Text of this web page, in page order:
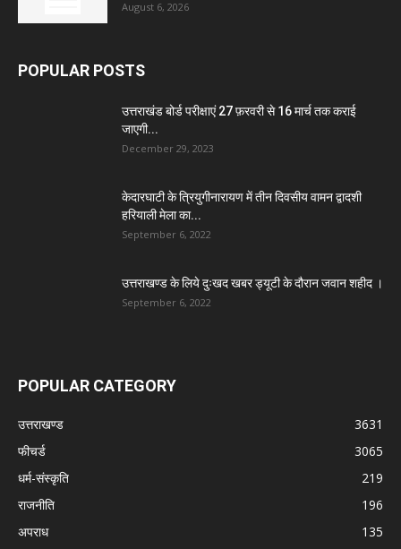
August 6, 2026
POPULAR POSTS
उत्तराखंड बोर्ड परीक्षाएं 27 फ़रवरी से 16 मार्च तक कराई
जाएगी...
December 29, 2023
केदारघाटी के त्रियुगीनारायण में तीन दिवसीय वामन द्वादशी
हरियाली मेला का...
September 6, 2022
उत्तराखण्ड के लिये दुःखद खबर ड्यूटी के दौरान जवान शहीद ।
September 6, 2022
POPULAR CATEGORY
उत्तराखण्ड
3631
फीचर्ड
3065
धर्म-संस्कृति
219
राजनीति
196
अपराध
135